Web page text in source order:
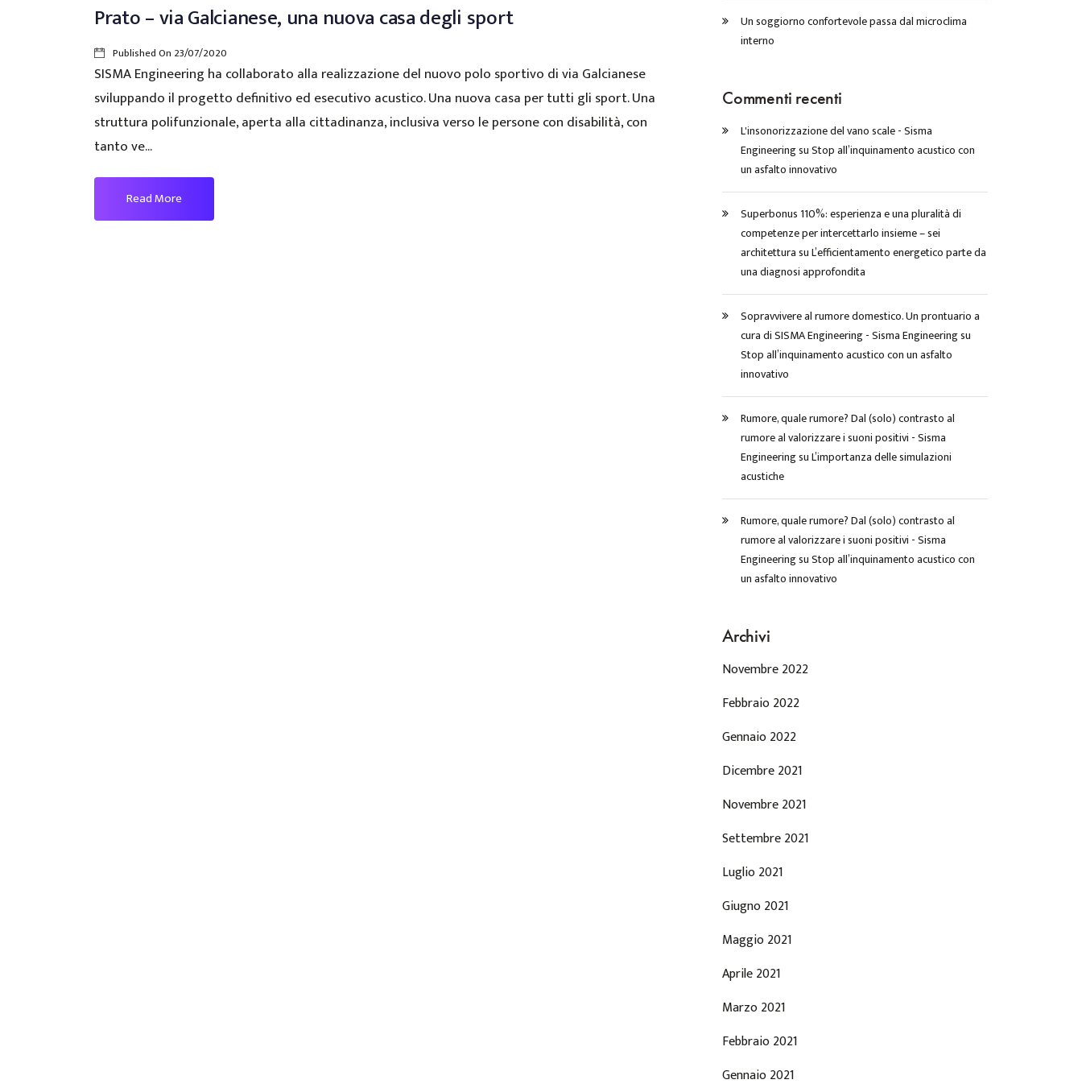
Prato – via Galcianese, una nuova casa degli sport
Published On 23/07/2020
SISMA Engineering ha collaborato alla realizzazione del nuovo polo sportivo di via Galcianese
sviluppando il progetto definitivo ed esecutivo acustico. Una nuova casa per tutti gli sport. Una
struttura polifunzionale, aperta alla cittadinanza, inclusiva verso le persone con disabilità, con
tanto ve...
Read More
Un soggiorno confortevole passa dal microclima
interno
Commenti recenti
L'insonorizzazione del vano scale - Sisma
EngineeringsuStop all’inquinamento acustico con
un asfalto innovativo
Superbonus 110%: esperienza e una pluralità di
competenze per intercettarlo insieme – sei
architetturasuL’efficientamento energetico parte da
una diagnosi approfondita
Sopravvivere al rumore domestico. Un prontuario a
cura di SISMA Engineering - Sisma Engineeringsu
Stop all’inquinamento acustico con un asfalto
innovativo
Rumore, quale rumore? Dal (solo) contrasto al
rumore al valorizzare i suoni positivi - Sisma
EngineeringsuL’importanza delle simulazioni
acustiche
Rumore, quale rumore? Dal (solo) contrasto al
rumore al valorizzare i suoni positivi - Sisma
EngineeringsuStop all’inquinamento acustico con
un asfalto innovativo
Archivi
Novembre 2022
Febbraio 2022
Gennaio 2022
Dicembre 2021
Novembre 2021
Settembre 2021
Luglio 2021
Giugno 2021
Maggio 2021
Aprile 2021
Marzo 2021
Febbraio 2021
Gennaio 2021